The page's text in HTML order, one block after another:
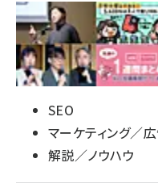
SEO
マーケティング／
解説／ノウハウ